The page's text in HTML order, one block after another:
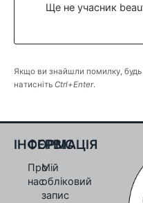
Ще не учасник
Якщо ви знайшли помилку, будь
натисніть Ctrl+Enter.
ІНФОРМАЦІЯ
Про
нас
СЕРВІС
Мій
обліковий
запис